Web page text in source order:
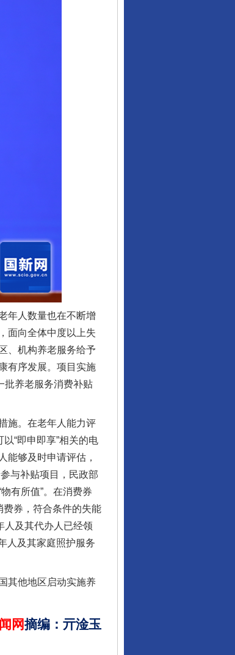
年人数量也在不断增
面向全体中度以上失
、机构养老服务给予
有序发展。项目实施
批养老服务消费补贴
施。在老年人能力评
“即申即享”相关的电
能够及时申请评估，
与补贴项目，民政部
有所值”。在消费券
券，符合条件的失能
人及其代办人已经领
人及其家庭照护服务
其他地区启动实施养
网摘编 ： 亓淦玉
变化看反腐深化
当场查获能处罚吗